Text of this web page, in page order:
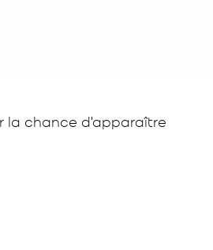
la chance d'apparaître